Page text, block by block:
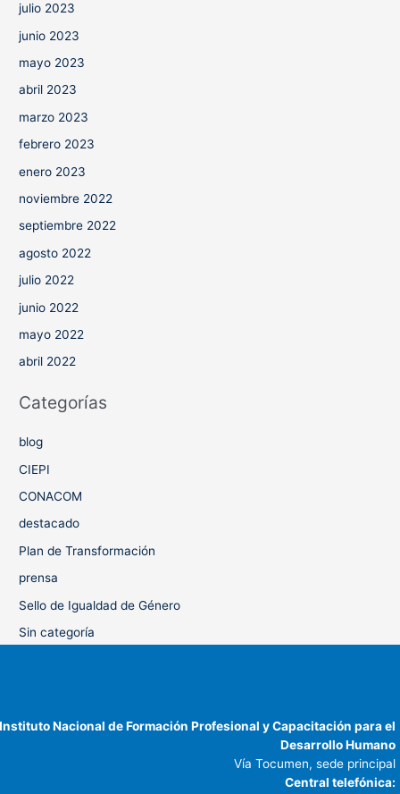
julio 2023
junio 2023
mayo 2023
abril 2023
marzo 2023
febrero 2023
enero 2023
noviembre 2022
septiembre 2022
agosto 2022
julio 2022
junio 2022
mayo 2022
abril 2022
Categorías
blog
CIEPI
CONACOM
destacado
Plan de Transformación
prensa
Sello de Igualdad de Género
Sin categoría
Instituto Nacional de Formación Profesional y Capacitación para el
Desarrollo Humano
Vía Tocumen, sede principal
Central telefónica: